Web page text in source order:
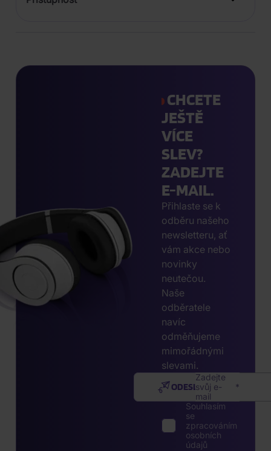
CHCETE
JEŠTĚ
VÍCE
SLEV?
ZADEJTE
E-MAIL.
Přihlaste se k
odběru našeho
newsletteru, ať
vám akce nebo
novinky
neutečou.
Naše
odběratele
navíc
odměňujeme
mimořádnými
slevami.
Zadejte
svůj e-
mail
ODESLAT
Souhlasím
se
zpracováním
osobních
údajů